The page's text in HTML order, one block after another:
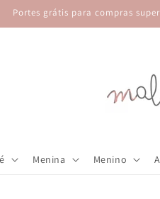
Portes grátis para compras
Menina Menino